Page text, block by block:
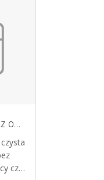
Sprzedam spółkę roczną z obrotami
cz…